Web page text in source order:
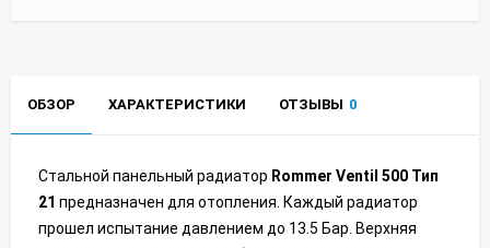
ОБЗОР ХАРАКТЕРИСТИКИ ОТЗЫВЫ 0
Стальной панельный радиатор Rommer Ventil 500 Тип
21 предназначен для отопления. Каждый радиатор
прошел испытание давлением до 13.5 Бар. Верхняя